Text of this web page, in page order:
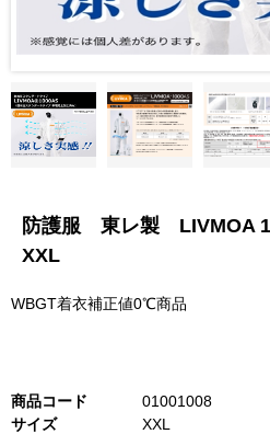
防護服 東レ製 LIVMOA
XXL
WBGT着衣補正値0℃商品
商品コード
01001008
サイズ
XXL